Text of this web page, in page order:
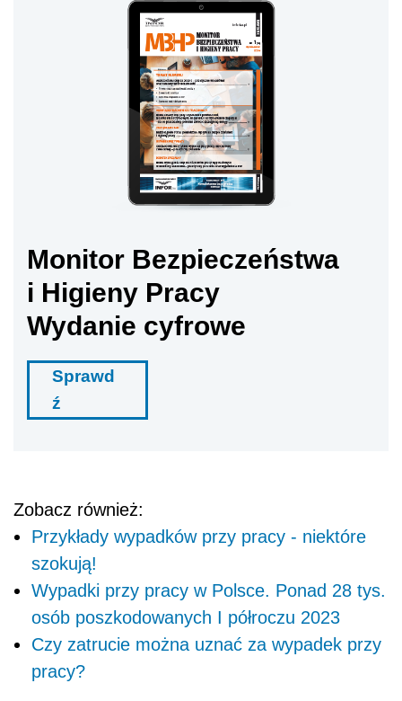
Monitor Bezpieczeństwa
i Higieny Pracy
Wydanie cyfrowe
Sprawd
ź
Zobacz również:
Przykłady wypadków przy pracy - niektóre
szokują!
Wypadki przy pracy w Polsce. Ponad 28 tys.
osób poszkodowanych I półroczu 2023
Czy zatrucie można uznać za wypadek przy
pracy?